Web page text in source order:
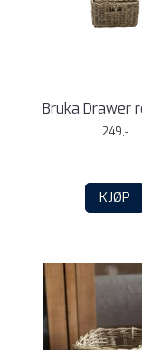
Bruka Drawer
249,-
KJØP